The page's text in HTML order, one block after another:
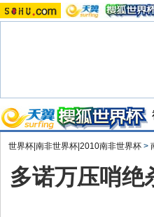
世界杯|南非世界杯|2010南非世界杯 >
多诺万压哨绝